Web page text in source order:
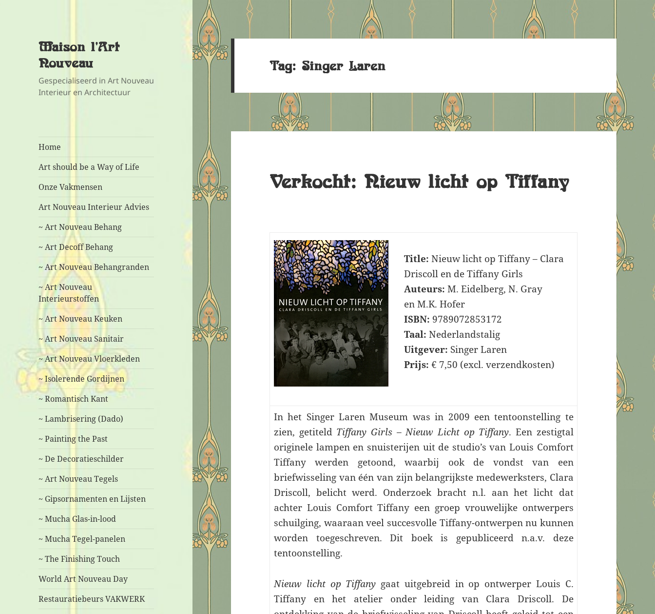
Maison l'Art
Nouveau
Gespecialiseerd in Art Nouveau
Interieur en Architectuur
Home
Art should be a Way of Life
Onze Vakmensen
Art Nouveau Interieur Advies
~ Art Nouveau Behang
~ Art Decoff Behang
~ Art Nouveau Behangranden
~ Art Nouveau
Interieurstoffen
~ Art Nouveau Keuken
~ Art Nouveau Sanitair
~ Art Nouveau Vloerkleden
~ Isolerende Gordijnen
~ Romantisch Kant
~ Lambrisering (Dado)
~ Painting the Past
~ De Decoratieschilder
~ Art Nouveau Tegels
~ Gipsornamenten en Lijsten
~ Mucha Glas-in-lood
~ Mucha Tegel-panelen
~ The Finishing Touch
World Art Nouveau Day
Restauratiebeurs VAKWERK
Tag:Singer Laren
Verkocht: Nieuw licht op Tiffany
Title: Nieuw licht op Tiffany – Clara
Driscoll en de Tiffany Girls
Auteurs: M. Eidelberg, N. Gray
en M.K. Hofer
ISBN: 9789072853172
Taal: Nederlandstalig
Uitgever: Singer Laren
Prijs: € 7,50 (excl. verzendkosten)
In het Singer Laren Museum was in 2009 een tentoonstelling te
zien, getiteld Tiffany Girls – Nieuw Licht op Tiffany. Een zestigtal
originele lampen en snuisterijen uit de studio’s van Louis Comfort
Tiffany werden getoond, waarbij ook de vondst van een
briefwisseling van één van zijn belangrijkste medewerksters, Clara
Driscoll, belicht werd. Onderzoek bracht n.l. aan het licht dat
achter Louis Comfort Tiffany een groep vrouwelijke ontwerpers
schuilging, waaraan veel succesvolle Tiffany-ontwerpen nu kunnen
worden toegeschreven. Dit boek is gepubliceerd n.a.v. deze
tentoonstelling.
Nieuw licht op Tiffany gaat uitgebreid in op ontwerper Louis C.
Tiffany en het atelier onder leiding van Clara Driscoll. De